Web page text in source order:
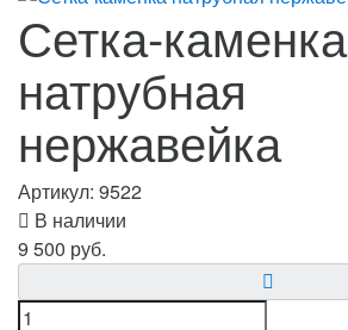
Сетка-каменка
натрубная
нержавейка
Артикул: 9522
В наличии
9 500 руб.